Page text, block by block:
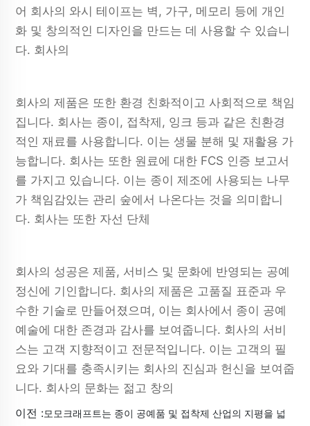
어 회사의 와시 테이프는 벽, 가구, 메모리 등에 개인
화 및 창의적인 디자인을 만드는 데 사용할 수 있습니
다. 회사의
회사의 제품은 또한 환경 친화적이고 사회적으로 책임
집니다. 회사는 종이, 접착제, 잉크 등과 같은 친환경
적인 재료를 사용합니다. 이는 생물 분해 및 재활용 가
능합니다. 회사는 또한 원료에 대한 FCS 인증 보고서
를 가지고 있습니다. 이는 종이 제조에 사용되는 나무
가 책임감있는 관리 숲에서 나온다는 것을 의미합니
다. 회사는 또한 자선 단체
회사의 성공은 제품, 서비스 및 문화에 반영되는 공예
정신에 기인합니다. 회사의 제품은 고품질 표준과 우
수한 기술로 만들어졌으며, 이는 회사에서 종이 공예
예술에 대한 존경과 감사를 보여줍니다. 회사의 서비
스는 고객 지향적이고 전문적입니다. 이는 고객의 필
요와 기대를 충족시키는 회사의 진심과 헌신을 보여줍
니다. 회사의 문화는 젊고 창의
이전 :모모크래프트는 종이 공예품 및 접착제 산업의 지평을 넓